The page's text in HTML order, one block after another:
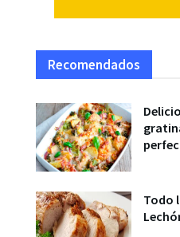
Recomendados
Todo